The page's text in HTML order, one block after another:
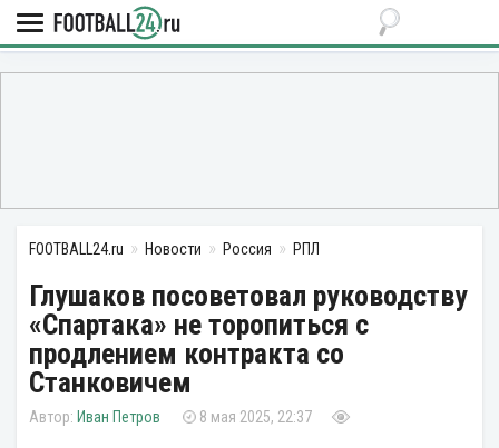
FOOTBALL24.ru Новости Россия РПЛ
Глушаков посоветовал руководству
«Спартака» не торопиться с
продлением контракта со
Станковичем
Иван Петров 8 мая 2025, 22:37